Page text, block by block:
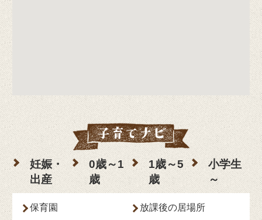
妊娠・
出産
0歳～1
歳
1歳～5
歳
小学生
～
保育園
放課後の居場所